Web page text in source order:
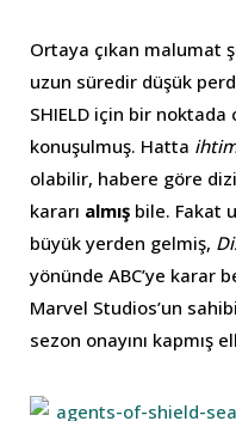
Ortaya çıkan malumat
uzun süredir düşük
SHIELD için bir
konuşulmuş. Hatta
olabilir, habere göre
kararı almış bile. Fakat
büyük yerden gelmiş,
yönünde ABC’ye karar
Marvel Studios’un
sezon onayını kapmış